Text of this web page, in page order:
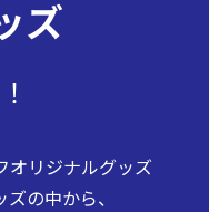
ズ
オリジナルグッズ
の中から、